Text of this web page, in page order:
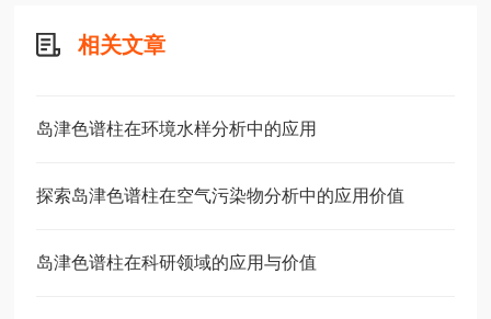
相关文章
岛津色谱柱在环境水样分析中的应用
探索岛津色谱柱在空气污染物分析中的应用价值
岛津色谱柱在科研领域的应用与价值